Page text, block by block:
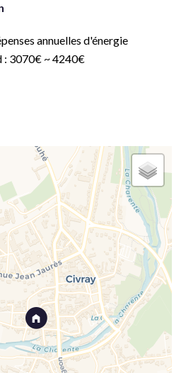
annuelles d'énergie
: 3070€ ~ 4240€